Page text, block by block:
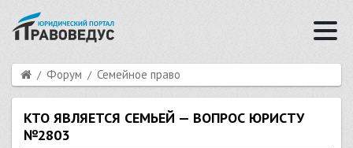
Форум Семейное право
КТО ЯВЛЯЕТСЯ СЕМЬЕЙ — ВОПРОС ЮРИСТУ
№2803